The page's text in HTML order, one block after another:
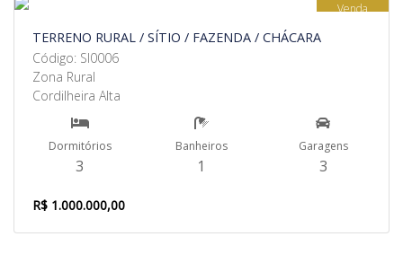
Venda
TERRENO RURAL / SÍTIO / FAZENDA / CHÁCARA
Código: SI0006
Zona Rural
Cordilheira Alta
Dormitórios
3
Banheiros
1
Garagens
3
R$ 1.000.000,00